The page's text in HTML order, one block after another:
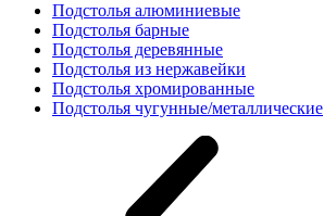
Подстолья алюминиевые
Подстолья барные
Подстолья деревянные
Подстолья из нержавейки
Подстолья хромированные
Подстолья чугунные/металлические